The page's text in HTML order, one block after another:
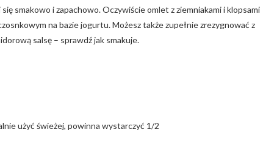
smakowo i zapachowo. Oczywiście omlet z ziemniakami i klopsami
na bazie jogurtu. Możesz także zupełnie zrezygnować z
salsę – sprawdź jak smakuje.
użyć świeżej, powinna wystarczyć 1/2